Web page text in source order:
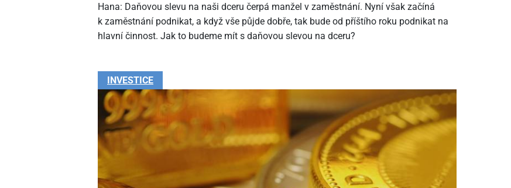
Hana: Daňovou slevu na naši dceru čerpá manžel v zaměstnání. Nyní však začíná
k zaměstnání podnikat, a když vše půjde dobře, tak bude od příštího roku podnikat na
hlavní činnost. Jak to budeme mít s daňovou slevou na dceru?
INVESTICE